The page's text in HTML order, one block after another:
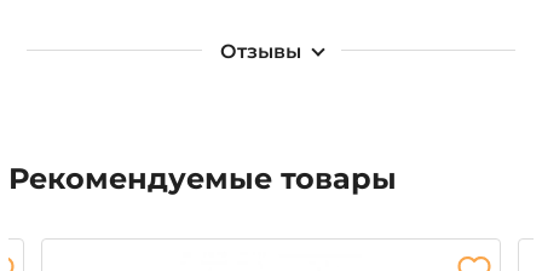
Отзывы
Рекомендуемые товары